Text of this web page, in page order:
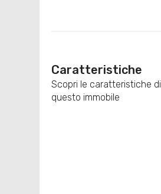
Caratteristiche
Scopri le caratteristiche di
questo immobile